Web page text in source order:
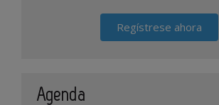
Regístrese ahora
Agenda